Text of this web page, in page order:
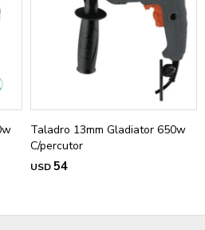
Taladro 13mm Gladiator 650w
C/percutor
USD54